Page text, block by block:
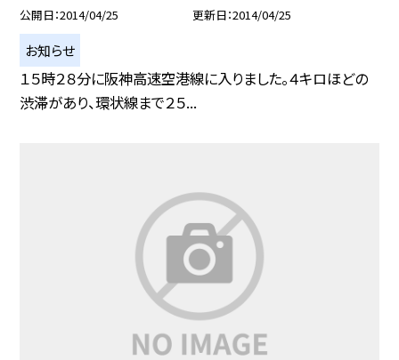
公開日 2014/04/25 更新日 2014/04/25
お知らせ
１５時２８分に阪神高速空港線に入りました。４キロほどの
渋滞があり、環状線まで２５...